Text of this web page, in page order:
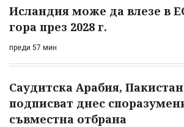
Исландия може да влезе в
гора през 2028 г.
преди 57 мин
Саудитска Арабия,
подписват днес
съвместна отбрана